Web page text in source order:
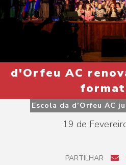
d'Orfeu AC
Escola da d’Orfeu AC
19 de
PARTILHAR